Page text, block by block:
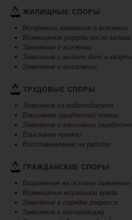
ЖИЛИЩНЫЕ СПОРЫ
Встречное заявление о вселении
Возмещение ущерба после
Заявление о вселении
Заявление о выделе доли в
Заявление о выселении
ТРУДОВЫЕ СПОРЫ
Заявление на работодателя
Взыскание заработной платы
Заявление о взыскании
Взыскание премии
Восстановление на работе
ГРАЖДАНСКИЕ СПОРЫ
Возражение на исковое
Возмещение моральное вреда
Заявление в порядке регресса
Заявление к застройщику